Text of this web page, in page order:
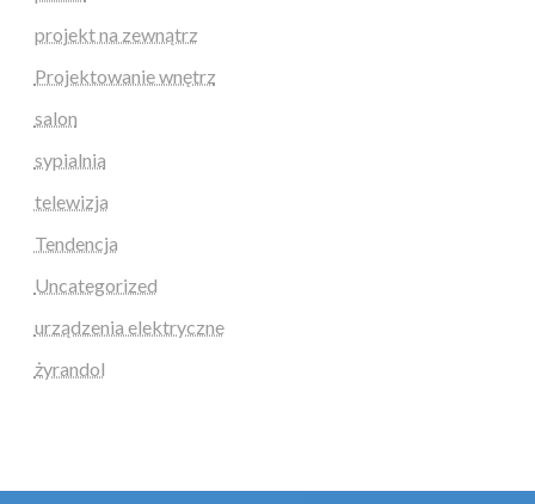
projekt na zewnątrz
Projektowanie wnętrz
salon
sypialnia
telewizja
Tendencja
Uncategorized
urządzenia elektryczne
żyrandol